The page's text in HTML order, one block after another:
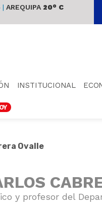
| AREQUIPA 20° C
INSTITUCIONAL
Ovalle
y profesor del